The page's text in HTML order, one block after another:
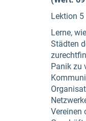
Lektion 5
Lerne,
Städten
Panik zu
Vereinen